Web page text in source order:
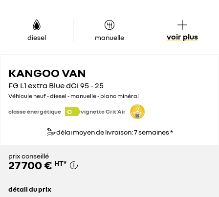
diesel manuelle voir plus
KANGOO VAN
FG L1 extra Blue dCi 95 - 25
Véhicule neuf - diesel - manuelle - blanc minéral
classe énergétique C vignette Crit'Air
délai moyen de livraison: 7 semaines *
prix conseillé
27 700 € HT*
détail du prix